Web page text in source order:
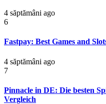
4 săptămâni ago
6
Fastpay: Best Games and
4 săptămâni ago
7
Pinnacle in DE: Die besten
Vergleich